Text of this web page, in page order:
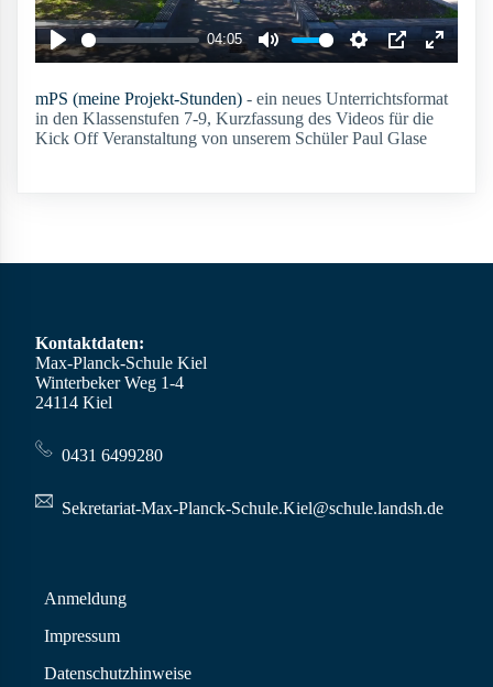
mPS (meine Projekt-Stunden) - ein neues Unterrichtsformat
in den Klassenstufen 7-9, Kurzfassung des Videos für die
Kick Off Veranstaltung von unserem Schüler Paul Glase
Kontaktdaten:
Max-Planck-Schule Kiel
Winterbeker Weg 1-4
24114 Kiel
0431 6499280
Sekretariat-Max-Planck-Schule.Kiel@schule.landsh.de
Anmeldung
Impressum
Datenschutzhinweise